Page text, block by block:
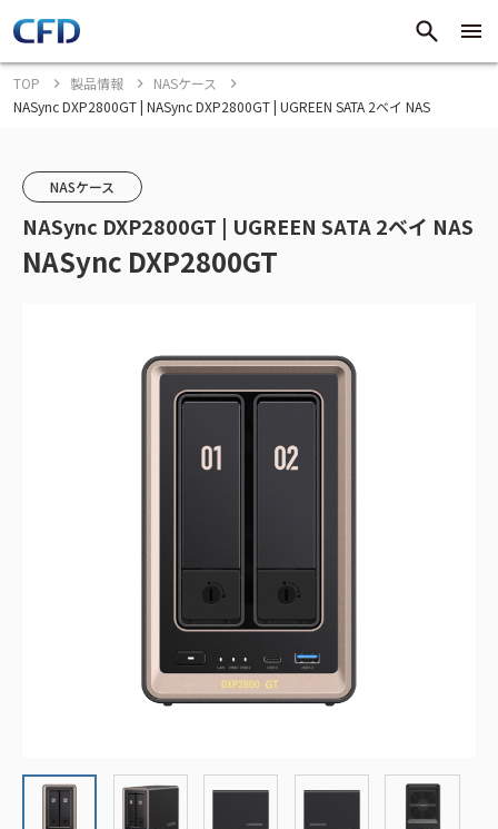
TOP 製品情報
NASケース
NASync DXP2800GT | NASync DXP2800GT | UGREEN SATA 2ベイ NAS
NASケース
NASync DXP2800GT | UGREEN SATA 2ベイ NAS
NASync DXP2800GT